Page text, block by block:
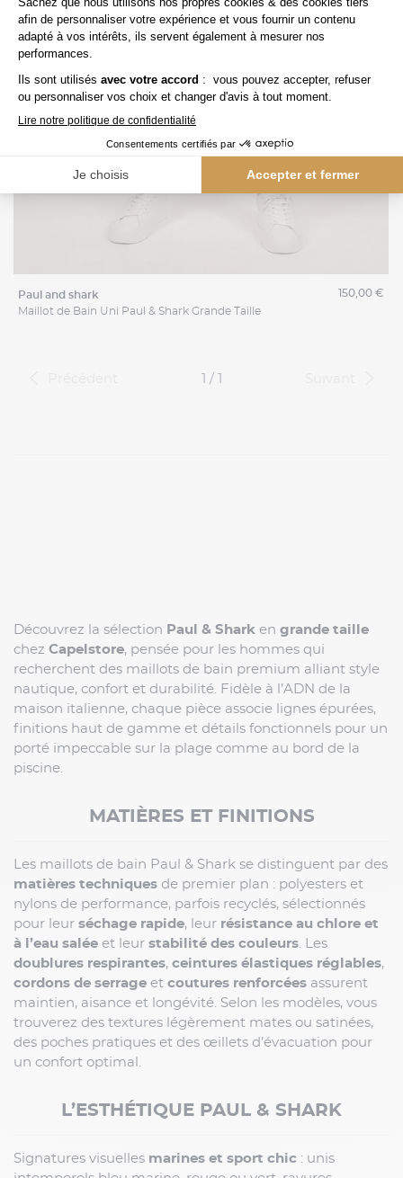
paul and shark
Maillot de Bain Uni Paul & Shark Grande Taille
150,00 €
1 / 1
Découvrez la sélection Paul & Shark en grande taille
chez Capelstore, pensée pour les hommes qui
recherchent des maillots de bain premium alliant style
nautique, confort et durabilité. Fidèle à l’ADN de la
maison italienne, chaque pièce associe lignes épurées,
finitions haut de gamme et détails fonctionnels pour un
porté impeccable sur la plage comme au bord de la
piscine.
MATIÈRES ET FINITIONS
Les maillots de bain Paul & Shark se distinguent par des
matières techniques de premier plan : polyesters et
nylons de performance, parfois recyclés, sélectionnés
pour leur séchage rapide, leur résistance au chlore et
à l’eau salée et leur stabilité des couleurs. Les
doublures respirantes, ceintures élastiques réglables,
cordons de serrage et coutures renforcées assurent
maintien, aisance et longévité. Selon les modèles, vous
trouverez des textures légèrement mates ou satinées,
des poches pratiques et des œillets d’évacuation pour
un confort optimal.
L’ESTHÉTIQUE PAUL & SHARK
Signatures visuelles marines et sport chic : unis